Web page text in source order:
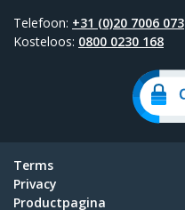
Telefoon: +31 (0)20 7006 073
Kosteloos: 0800 0230 168
Terms
Privacy
Productpagina